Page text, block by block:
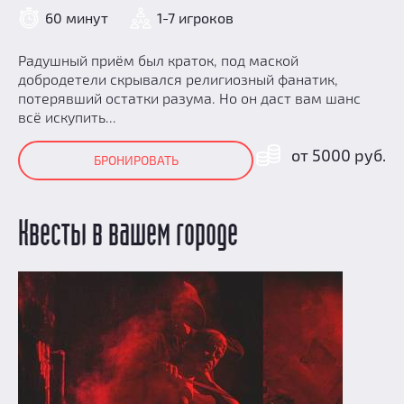
60 минут 1-7 игроков
Радушный приём был краток, под маской
добродетели скрывался религиозный фанатик,
потерявший остатки разума. Но он даст вам шанс
всё искупить...
от 5000 руб.
БРОНИРОВАТЬ
Квесты в вашем городе